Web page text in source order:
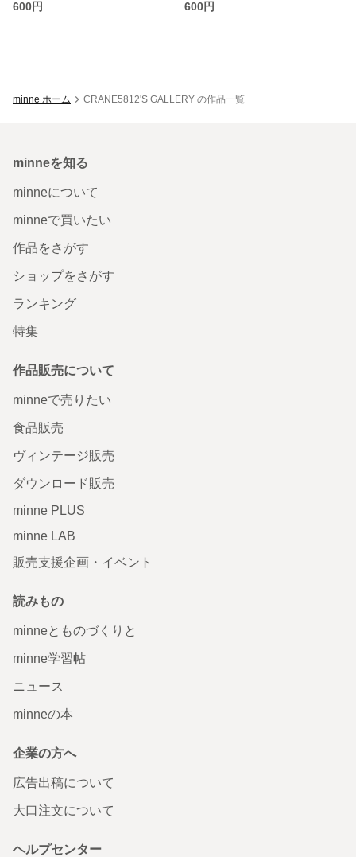
600円 600円
minne ホーム CRANE5812'S GALLERY の作品一覧
minneを知る
minneについて
minneで買いたい
作品をさがす
ショップをさがす
ランキング
特集
作品販売について
minneで売りたい
食品販売
ヴィンテージ販売
ダウンロード販売
minne PLUS
minne LAB
販売支援企画・イベント
読みもの
minneとものづくりと
minne学習帖
ニュース
minneの本
企業の方へ
広告出稿について
大口注文について
ヘルプセンター